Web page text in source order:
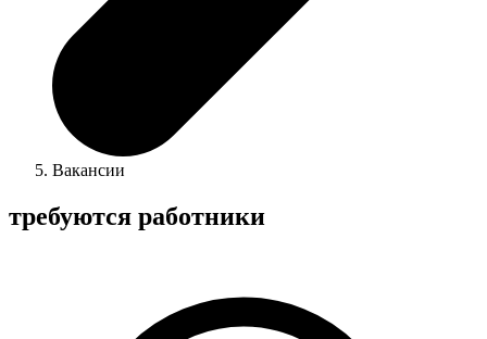
Вакансии
требуются работники